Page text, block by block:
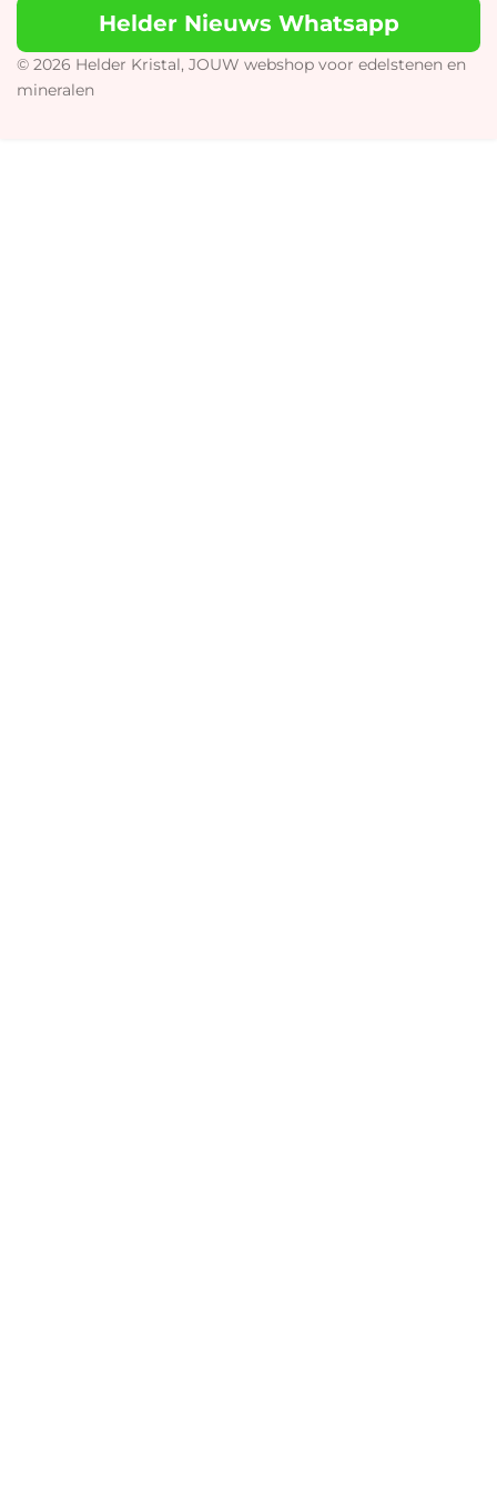
a
r
o
b
o
s
p
Helder Nieuws Whatsapp
© 2026 Helder Kristal, JOUW webshop voor edelstenen en
mineralen